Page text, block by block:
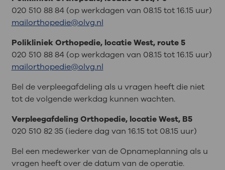
020 510 88 84 (op werkdagen van 08.15 tot 16.15 uur)
mailorthopedie@olvg.nl
Polikliniek Orthopedie, locatie West, route 5
020 510 88 84 (op werkdagen van 08.15 tot 16.15 uur)
mailorthopedie@olvg.nl
Bel de verpleegafdeling als u vragen heeft die niet
tot de volgende werkdag kunnen wachten.
Verpleegafdeling Orthopedie, locatie West, B5
020 510 82 35 (iedere dag van 16.15 tot 08.15 uur)
Bel een medewerker van de Opnameplanning als u
vragen heeft over de datum van de operatie.